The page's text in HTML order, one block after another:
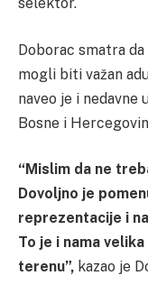
Doborac smatra
mogli biti važan
naveo je i
Bosne i
“Mislim da ne
Dovoljno je
reprezentacije i
To je i nama
terenu”, kazao je